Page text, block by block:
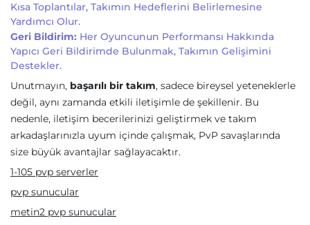
Kısa Toplantılar, Takımın Hedeflerini Belirlemesine
Yardımcı Olur.
Geri Bildirim: Her Oyuncunun Performansı Hakkında
Yapıcı Geri Bildirimde Bulunmak, Takımın Gelişimini
Destekler.
Unutmayın, başarılı bir takım, sadece bireysel yeteneklerle
değil, aynı zamanda etkili iletişimle de şekillenir. Bu
nedenle, iletişim becerilerinizi geliştirmek ve takım
arkadaşlarınızla uyum içinde çalışmak, PvP savaşlarında
size büyük avantajlar sağlayacaktır.
1-105 pvp serverler
pvp sunucular
metin2 pvp sunucular